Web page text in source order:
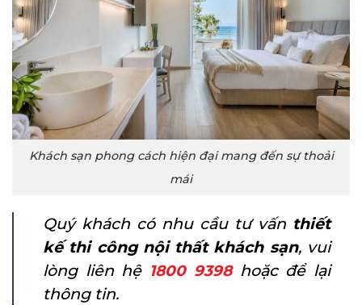
Khách sạn phong cách hiện đại mang đến sự thoải
mái
Quý khách có nhu cầu tư vấn thiết
kế thi công nội thất khách sạn, vui
lòng liên hệ 1800 9398hoặc để lại
thông tin.